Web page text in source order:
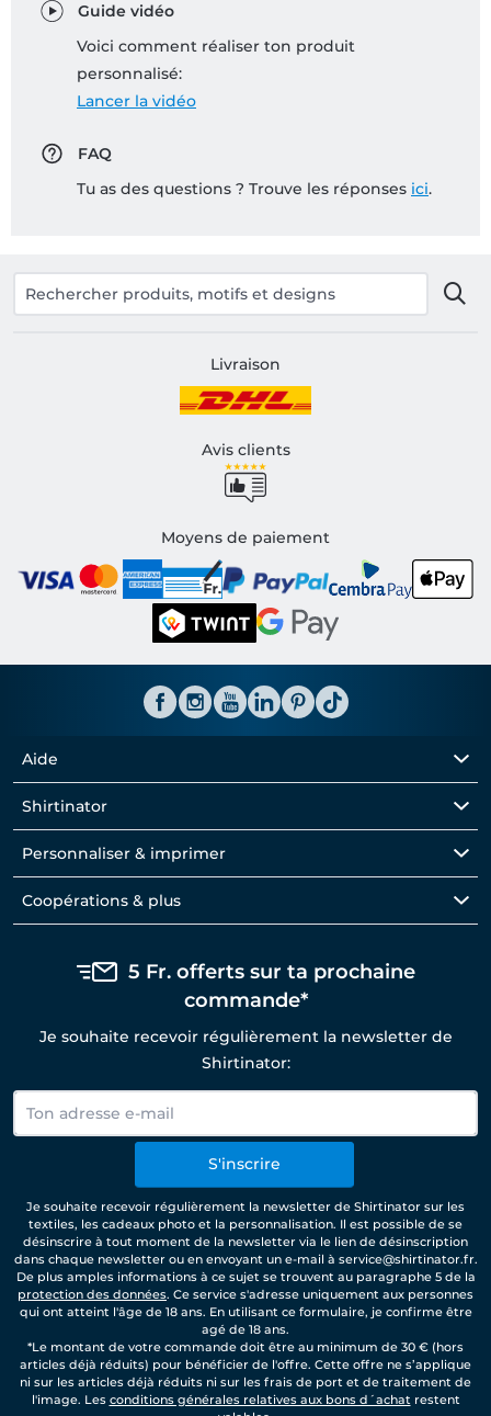
Guide vidéo
Voici comment réaliser ton produit
personnalisé:
Lancer la vidéo
FAQ
Tu as des questions ? Trouve les réponses ici.
Livraison
Avis clients
Moyens de paiement
Aide
Shirtinator
Personnaliser & imprimer
Coopérations & plus
5 Fr. offerts sur ta prochaine
commande*
Je souhaite recevoir régulièrement la newsletter de
Shirtinator:
S'inscrire
Je souhaite recevoir régulièrement la newsletter de Shirtinator sur les
textiles, les cadeaux photo et la personnalisation. Il est possible de se
désinscrire à tout moment de la newsletter via le lien de désinscription
dans chaque newsletter ou en envoyant un e-mail à service@shirtinator.fr.
De plus amples informations à ce sujet se trouvent au paragraphe 5 de la
protection des données. Ce service s'adresse uniquement aux personnes
qui ont atteint l'âge de 18 ans. En utilisant ce formulaire, je confirme être
agé de 18 ans.
*Le montant de votre commande doit être au minimum de 30 € (hors
articles déjà réduits) pour bénéficier de l'offre. Cette offre ne s’applique
ni sur les articles déjà réduits ni sur les frais de port et de traitement de
l'image. Les conditions générales relatives aux bons d´achatrestent